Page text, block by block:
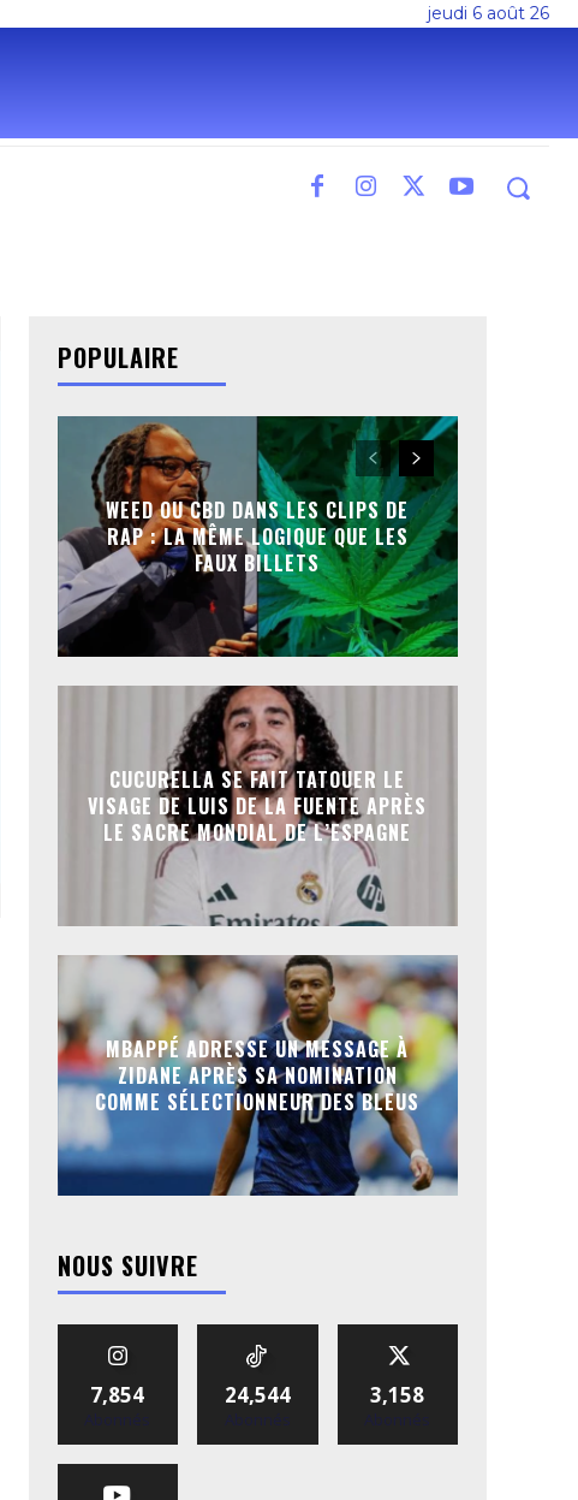
jeudi 6 août 26
POPULAIRE
WEED OU CBD DANS LES CLIPS DE
RAP : LA MÊME LOGIQUE QUE LES
FAUX BILLETS
CUCURELLA SE FAIT TATOUER LE
VISAGE DE LUIS DE LA FUENTE APRÈS
LE SACRE MONDIAL DE L’ESPAGNE
MBAPPÉ ADRESSE UN MESSAGE À
ZIDANE APRÈS SA NOMINATION
COMME SÉLECTIONNEUR DES BLEUS
NOUS SUIVRE
7,854
Abonnés
24,544
Abonnés
3,158
Abonnés